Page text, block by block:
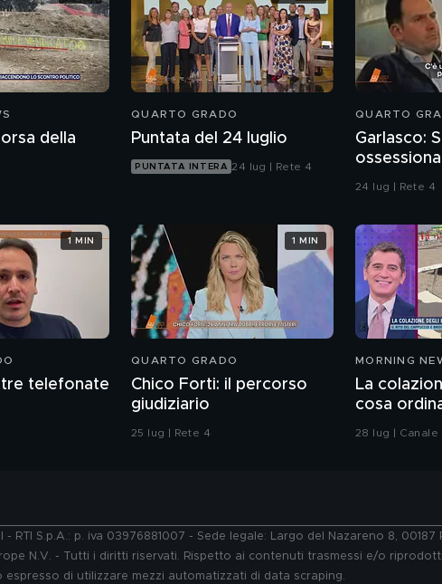
della
QUARTO GRADO
Puntata del 24 luglio
PUNTATA INTERA 24 lug | Rete 4
QUARTO
Garlasco:
ragazzo
24 lug | Rete 4
tre telefonate
1 MIN
QUARTO GRADO
Chico Forti: il percorso
giudiziario
25 lug | Rete 4
1 MIN
MORNING
La
cosa
28 lug | Canale
RTI S.p.A.: p. iva 03976881007 - Sede legale: Largo del Nazareno 8,
N.V. - Tutti i diritti riservati. Rispetto ai contenuti trasmessi e/o
di utilizzare mezzi automatizzati di data scraping.